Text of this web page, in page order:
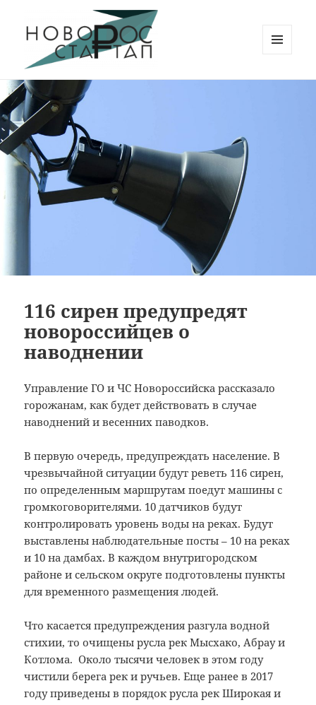
Новорос Стартап
ВИДЖЕТЫ
116 сирен предупредят
новороссийцев о
наводнении
Управление ГО и ЧС Новороссийска рассказало
горожанам, как будет действовать в случае
наводнений и весенних паводков.
В первую очередь, предупреждать население. В
чрезвычайной ситуации будут реветь 116 сирен,
по определенным маршрутам поедут машины с
громкоговорителями. 10 датчиков будут
контролировать уровень воды на реках. Будут
выставлены наблюдательные посты – 10 на реках
и 10 на дамбах. В каждом внутригородском
районе и сельском округе подготовлены пункты
для временного размещения людей.
Что касается предупреждения разгула водной
стихии, то очищены русла рек Мысхако, Абрау и
Котлома. Около тысячи человек в этом году
чистили берега рек и ручьев. Еще ранее в 2017
году приведены в порядок русла рек Широкая и